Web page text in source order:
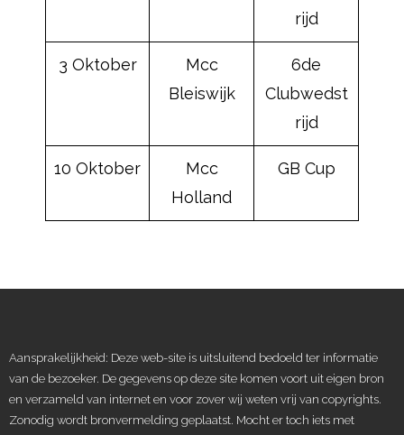
rijd
3 Oktober
Mcc
Bleiswijk
6de
Clubwedst
rijd
10 Oktober
Mcc
Holland
GB Cup
Aansprakelijkheid: Deze web-site is uitsluitend bedoeld ter informatie
van de bezoeker. De gegevens op deze site komen voort uit eigen bron
en verzameld van internet en voor zover wij weten vrij van copyrights.
Zonodig wordt bronvermelding geplaatst. Mocht er toch iets met